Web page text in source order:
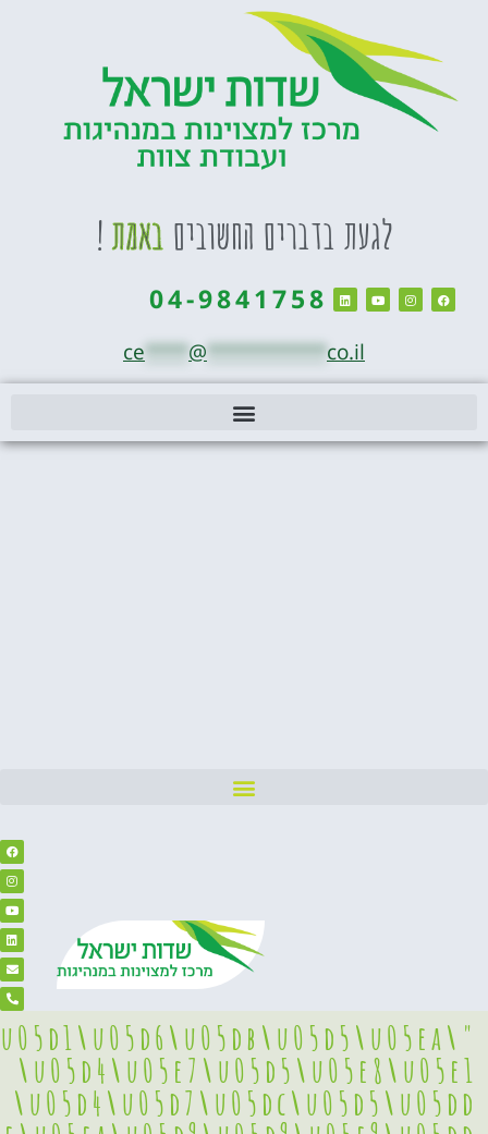
לגעת בדברים החשובים באמת!
04-9841758
ce****@***********